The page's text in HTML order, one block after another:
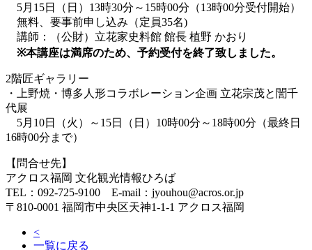
5月15日（日）13時30分～15時00分（13時00分受付開始）
無料、要事前申し込み（定員35名)
講師：（公財）立花家史料館 館長 植野 かおり
※本講座は満席のため、予約受付を終了致しました。
2階匠ギャラリー
・上野焼・博多人形コラボレーション企画 立花宗茂と誾千
代展
5月10日（火）～15日（日）10時00分～18時00分（最終日
16時00分まで）
【問合せ先】
アクロス福岡 文化観光情報ひろば
TEL：092-725-9100 E-mail：jyouhou@acros.or.jp
〒810-0001 福岡市中央区天神1-1-1 アクロス福岡
<
一覧に戻る